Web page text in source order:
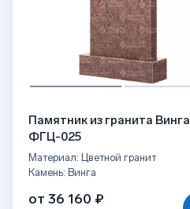
Памятник из гранита Винга
ФГЦ-025
Материал: Цветной гранит
Камень: Винга
от 36 160 ₽